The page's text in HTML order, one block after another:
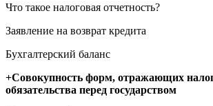
Что такое налоговая отчетность?
Заявление на возврат кредита
Бухгалтерский баланс
+Совокупность форм, отражающих
обязательства перед государством